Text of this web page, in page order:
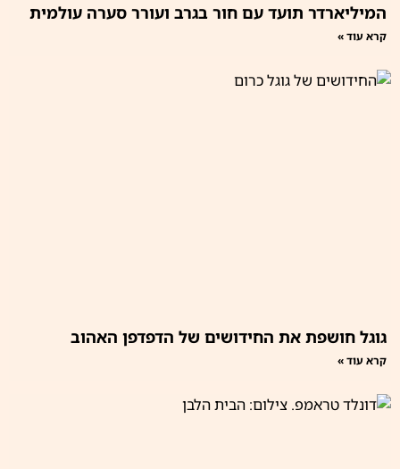
המיליארדר תועד עם חור בגרב ועורר סערה עולמית
קרא עוד »
גוגל חושפת את החידושים של הדפדפן האהוב
קרא עוד »